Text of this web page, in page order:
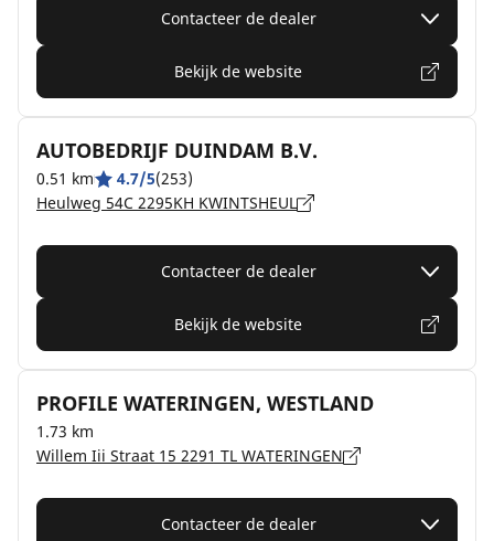
Contacteer de dealer
Bekijk de website
AUTOBEDRIJF DUINDAM B.V.
0.51 km 4.7/5(253)
Heulweg 54C 2295KH KWINTSHEUL
Contacteer de dealer
Bekijk de website
PROFILE WATERINGEN, WESTLAND
1.73 km
Willem Iii Straat 15 2291 TL WATERINGEN
Contacteer de dealer